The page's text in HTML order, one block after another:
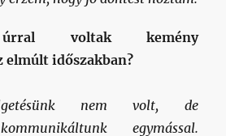
úrral voltak kemény
elmúlt időszakban?
nem volt, de
egymással.